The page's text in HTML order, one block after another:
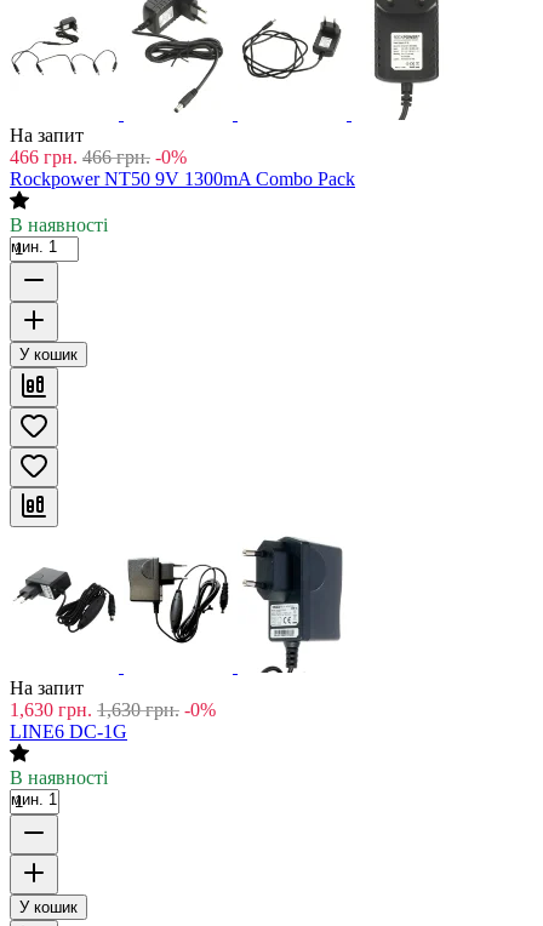
На запит
466 грн. 466 грн. -0%
Rockpower NT50 9V 1300mA Combo Pack
В наявності
мин. 1
У кошик
На запит
1,630 грн. 1,630 грн. -0%
LINE6 DC-1G
В наявності
мин. 1
У кошик